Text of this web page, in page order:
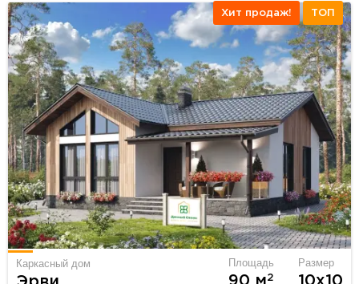
Хит продаж! ТОП
Каркасный дом Площадь
90 м2
Размер
10х10